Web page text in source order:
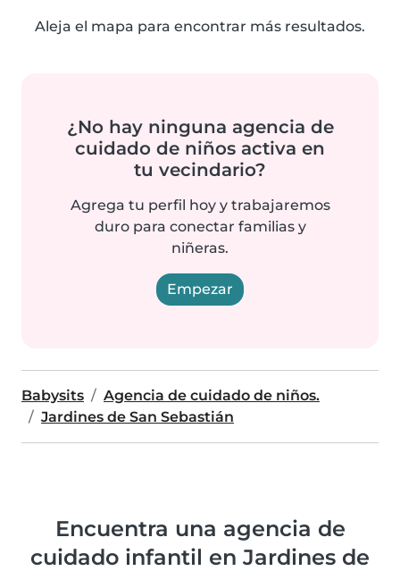
Aleja el mapa para encontrar más resultados.
¿No hay ninguna agencia de
cuidado de niños activa en
tu vecindario?
Agrega tu perfil hoy y trabajaremos
duro para conectar familias y
niñeras.
Empezar
Babysits
Agencia de cuidado de niños.
Jardines de San Sebastián
Encuentra una agencia de
cuidado infantil en Jardines de